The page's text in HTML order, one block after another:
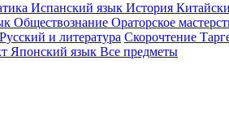
Испанский язык История
Обществознание Ораторское
Русский и литература Скорочтение
Японский язык Все предметы